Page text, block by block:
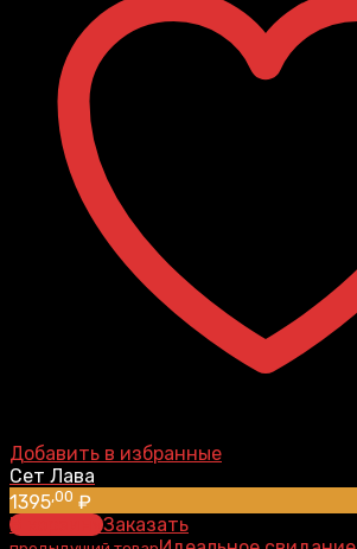
Добавить в избранные
Сет Лава
1395,00 ₽
В корзинуЗаказать